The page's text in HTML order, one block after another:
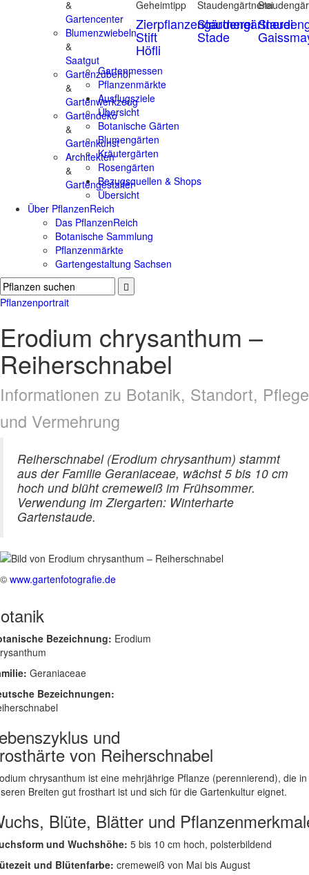
&
Gartencenter
Blumenzwiebeln
&
Saatgut
Gartenzubehör
&
Gartenwerkzeug
Gartendeko
&
Gartenkunst
Architekten
&
Gartengestalter
Geheimtipp
Zierpflanzengärtnerei
Stift
Höfli
Staudengärtnerei
Staudengärtnerei
Stade
Gartenmessen
Pflanzenmärkte
Ausflugsziele
Übersicht
Botanische Gärten
Blumengärten
Kräutergärten
Rosengärten
Bezugsquellen & Shops
Übersicht
Über PflanzenReich
Das PflanzenReich
Botanische Sammlung
Pflanzenmärkte
Gartengestaltung Sachsen
Pflanzenportrait
Erodium chrysanthum –
Reiherschnabel
Informationen zu Botanik, Standort, Pflege
und Vermehrung
Reiherschnabel (Erodium chrysanthum) stammt
aus der Familie Geraniaceae, wächst 5 bis 10 cm
hoch und blüht cremeweiß im Frühsommer.
Verwendung im Ziergarten: Winterharte
Gartenstaude.
© www.gartenfotografie.de
Bezeichnung: Erodium
Geraniaceae
Bezeichnungen:
und
von Reiherschnabel
chrysanthum ist eine mehrjährige Pflanze (perennierend), die in
Breiten gut frosthart ist und sich für die Gartenkultur eignet.
Blüte, Blätter und
und Wuchshöhe: 5 bis 10 cm hoch, polsterbildend
und Blütenfarbe: cremeweiß von Mai bis August